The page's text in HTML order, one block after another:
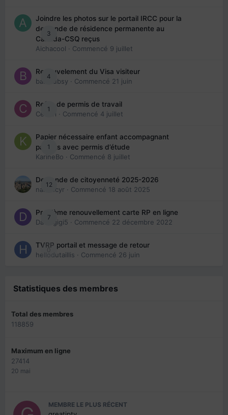
3
Joindre les photos sur le portail IRCC pour la
demande de résidence permanente au
Canada-CSQ reçus
Aichacool · Commencé 9 juillet
4
Renouvelement du Visa visiteur
babibubsy · Commencé 21 juin
1
Refus de permis de travail
Cedbri · Commencé 4 juillet
1
Papier nécessaire enfant accompagnant
parents avec permis d’étude
KarineBo · Commencé 8 juillet
12
Demande de citoyenneté 2025-2026
nanancyr · Commencé 18 août 2025
7
Problème renouvellement carte RP en ligne
Davidgigi5 · Commencé 22 décembre 2022
0
TVRP portail et message de retour
hellodutaillis · Commencé 26 juin
Statistiques des membres
Total des membres
118859
Maximum en ligne
27414
20 mai
MEMBRE LE PLUS RÉCENT